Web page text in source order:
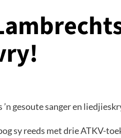
’n gesoute sanger en
sy reeds met drie ATKV-